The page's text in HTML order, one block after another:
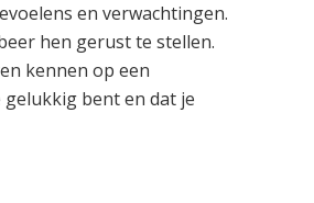
en verwachtingen.
hen gerust te stellen.
kennen op een
bent en dat je